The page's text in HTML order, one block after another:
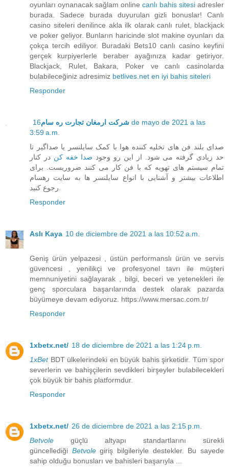
oyunları oynanacak sağlam online canlı bahis sitesi adresler
burada. Sadece burada duyurulan gizli bonuslar! Canlı
casino siteleri denilince akla ilk olarak canlı rulet, blackjack
ve poker geliyor. Bunların haricinde slot makine oyunları da
çokça tercih ediliyor. Buradaki Bets10 canlı casino keyfini
gerçek kurpiyerlerle beraber ayağınıza kadar getiriyor.
Blackjack, Rulet, Bakara, Poker ve canlı casinolarda
bulabileceğiniz adresimiz betlives.net en iyi bahis siteleri
Responder
شرکت ارمغان تجارت ره سام16 de mayo de 2021 a las
3:59 a.m.
صدای بلند فن های تخلیه کننده هوا با کمک سایلنسر یا صداگیر تا
حد زیادی گرفته می شود. از این رو وجود صدا خفه کن در کنار
تمام سیستم های تهویه که با فن کار می کنند ضروریست. برای
اطلاعات بیشتر و آشنایی با انواع سایلنسر ها به سایت رهسام
Responder
Aslı Kaya 10 de diciembre de 2021 a las 10:52 a.m.
Geniş ürün yelpazesi , üstün performanslı ürün ve servis
güvencesi , yenilikçi ve profesyonel tavrı ile müşteri
memnuniyetini sağlayarak , bilgi, beceri ve yetenekleri ile
genç sporculara başarılarında destek olarak pazarda
büyümeye devam ediyoruz. https://www.mersac.com.tr/
Responder
1xbetx.net/ 18 de diciembre de 2021 a las 1:24 p.m.
1xBetBDT ülkelerindeki en büyük bahis şirketidir. Tüm spor
severlerin ve bahişçilerin sevdikleri birşeyler bulabilecekleri
çok büyük bir bahis platformdur.
Responder
1xbetx.net/ 26 de diciembre de 2021 a las 2:15 p.m.
Betvole
güçlü altyapı standartlarını sürekli
güncellediği Betvolegiriş bilgileriyle destekler. Bu sayede
sahip olduğu bonusları ve bahisleri başarıyla ...